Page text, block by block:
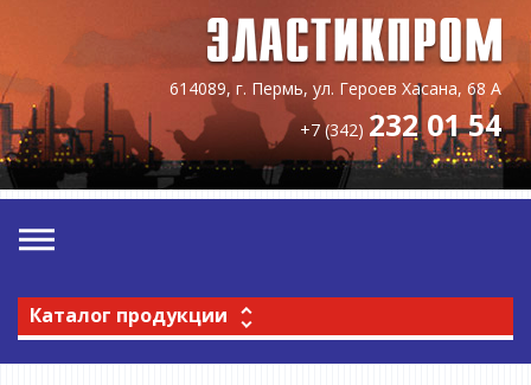
614089, г. Пермь, ул. Героев Хасана, 68 А
+7 (342) 232 01 54
Каталог продукции